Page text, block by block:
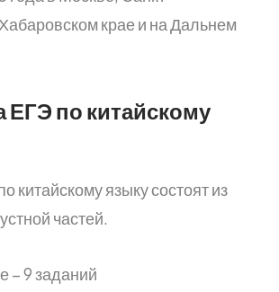
крае и на Дальнем
ЕГЭ по китайскому
китайскому языку состоят из
частей.
– 9 заданий